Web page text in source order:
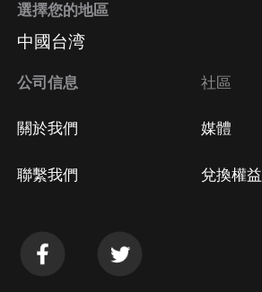
選擇您的地區
中國台湾
公司信息
關於我們
聯繫我們
社區
媒體
兌換權益